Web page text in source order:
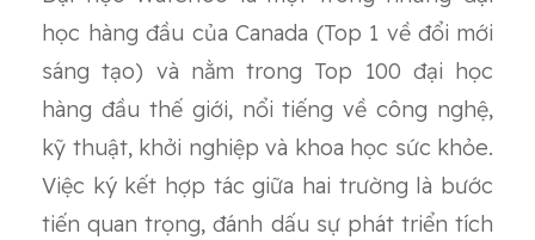
học hàng đầu của Canada (Top 1 về đổi mới
sáng tạo) và nằm trong Top 100 đại học
hàng đầu thế giới, nổi tiếng về công nghệ,
kỹ thuật, khởi nghiệp và khoa học sức khỏe.
Việc ký kết hợp tác giữa hai trường là bước
tiến quan trọng, đánh dấu sự phát triển tích